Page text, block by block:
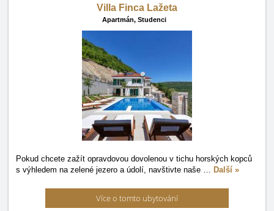
Villa Finca Lažeta
Apartmán, Studenci
Pokud chcete zažít opravdovou dovolenou v tichu horských kopců
s výhledem na zelené jezero a údolí, navštivte naše … Další »
Více o tomto ubytování